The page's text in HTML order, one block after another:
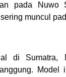
pada Nuwo
muncul
di Sumatra,
Model